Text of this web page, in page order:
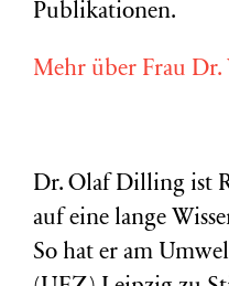
Publikationen.
Mehr über Frau Dr.
Dr. Olaf Dilling ist
auf eine lange
So hat er am